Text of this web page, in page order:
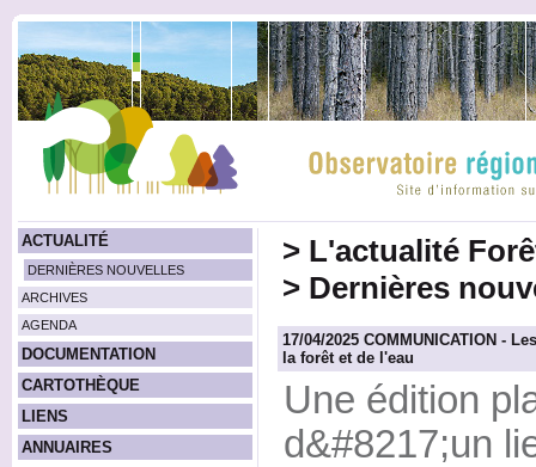
ACTUALITÉ
DERNIÈRES NOUVELLES
ARCHIVES
AGENDA
DOCUMENTATION
CARTOTHÈQUE
LIENS
ANNUAIRES
> L'actualité
> Dernières
17/04/2025 COMMUNICATION -
la forêt et de l'eau
Une édition
d&#8217;un